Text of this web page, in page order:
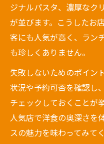
生パスタ専門
由
群馬県産素材
案
モチモチ生麺が主
説
洋食と生麺パ
情
高崎発生パスタ
ジナルパスタ、濃厚なク
が並びます。こうしたお
客にも人気が高く、ラン
も珍しくありません。
失敗しないためのポイン
状況や予約可否を確認し
チェックしておくことが
人気店で洋食の奥深さを
スの魅力を味わってみて